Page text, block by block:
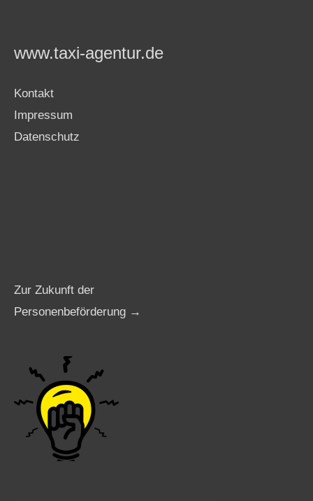
www.taxi-agentur.de
Kontakt
Impressum
Datenschutz
Zur Zukunft der
Personenbeförderung →